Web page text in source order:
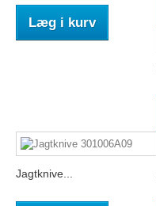
Læg i kurv
Jagtknive...